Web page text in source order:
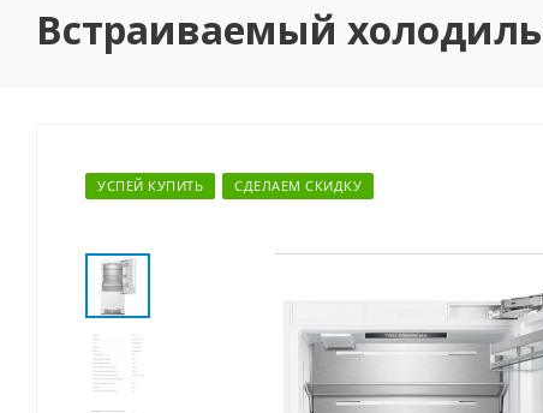
Встраиваемый
УСПЕЙ КУПИТЬ СДЕЛАЕМ СКИДКУ